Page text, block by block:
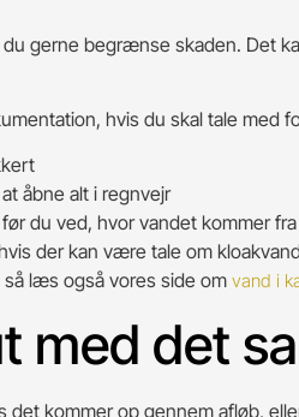
gerne begrænse skaden. Det
hvis du skal tale med
åbne alt i regnvejr
før du ved, hvor vandet kommer fra
der kan være tale om
så læs også vores side om vand i
med det
det kommer op gennem afløb,